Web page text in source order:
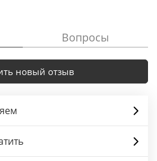
Вопросы
новый отзыв